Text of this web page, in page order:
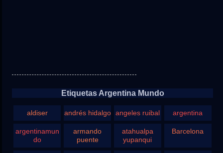
Etiquetas Argentina Mundo
aldiser andrés hidalgo angeles ruibal argentina
argentinamun
do
armando
puente
atahualpa
yupanqui
Barcelona